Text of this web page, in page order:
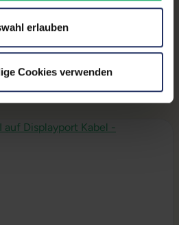
erlauben
Cookies verwenden